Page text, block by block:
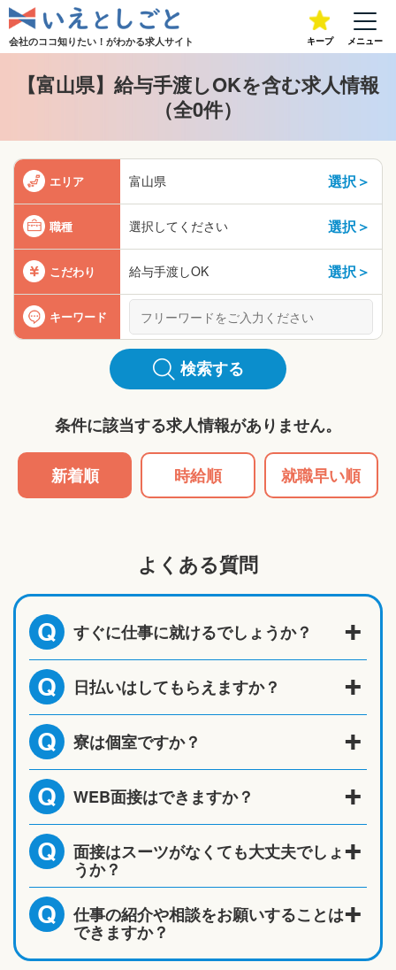
会社のココ知りたい！がわかる求人サイト キープ メニュー
【富山県】給与手渡しOKを含む求人情報
（全0件）
エリア 富山県 選択＞
職種 選択してください 選択＞
こだわり 給与手渡しOK 選択＞
キーワード
検索する
条件に該当する求人情報がありません。
新着順 時給順 就職早い順
よくある質問
Q すぐに仕事に就けるでしょうか？
Q 日払いはしてもらえますか？
Q 寮は個室ですか？
Q WEB面接はできますか？
Q 面接はスーツがなくても大丈夫でしょ
うか？
Q 仕事の紹介や相談をお願いすることは
できますか？